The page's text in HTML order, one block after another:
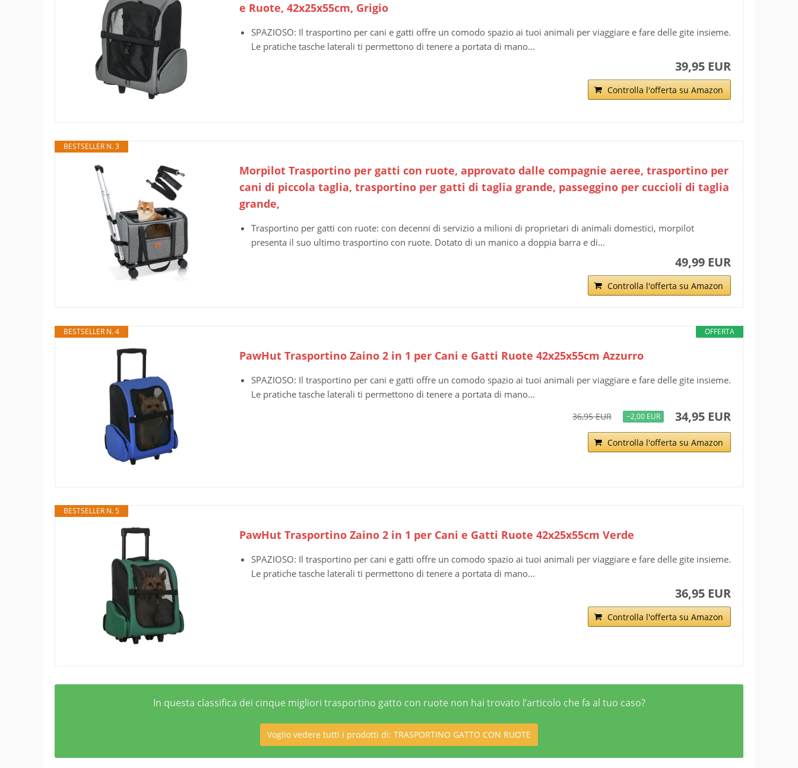
e Ruote, 42x25x55cm, Grigio
SPAZIOSO: Il trasportino per cani e gatti offre un comodo spazio ai tuoi animali per viaggiare e fare delle gite insieme.
Le pratiche tasche laterali ti permettono di tenere a portata di mano...
39,95 EUR
Controlla l'offerta su Amazon
BESTSELLER N. 3
Morpilot Trasportino per gatti con ruote, approvato dalle compagnie aeree, trasportino per
cani di piccola taglia, trasportino per gatti di taglia grande, passeggino per cuccioli di taglia
grande,
Trasportino per gatti con ruote: con decenni di servizio a milioni di proprietari di animali domestici, morpilot
presenta il suo ultimo trasportino con ruote. Dotato di un manico a doppia barra e di...
49,99 EUR
Controlla l'offerta su Amazon
OFFERTA
BESTSELLER N. 4
PawHut Trasportino Zaino 2 in 1 per Cani e Gatti Ruote 42x25x55cm Azzurro
SPAZIOSO: Il trasportino per cani e gatti offre un comodo spazio ai tuoi animali per viaggiare e fare delle gite insieme.
Le pratiche tasche laterali ti permettono di tenere a portata di mano...
36,95 EUR −2,00 EUR 34,95 EUR
Controlla l'offerta su Amazon
BESTSELLER N. 5
PawHut Trasportino Zaino 2 in 1 per Cani e Gatti Ruote 42x25x55cm Verde
SPAZIOSO: Il trasportino per cani e gatti offre un comodo spazio ai tuoi animali per viaggiare e fare delle gite insieme.
Le pratiche tasche laterali ti permettono di tenere a portata di mano...
36,95 EUR
Controlla l'offerta su Amazon
In questa classifica dei cinque migliori trasportino gatto con ruote non hai trovato l’articolo che fa al tuo caso?
Voglio vedere tutti i prodotti di: TRASPORTINO GATTO CON RUOTE